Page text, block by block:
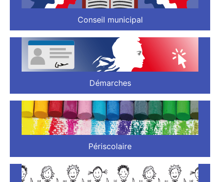
Conseil municipal
Démarches
Périscolaire